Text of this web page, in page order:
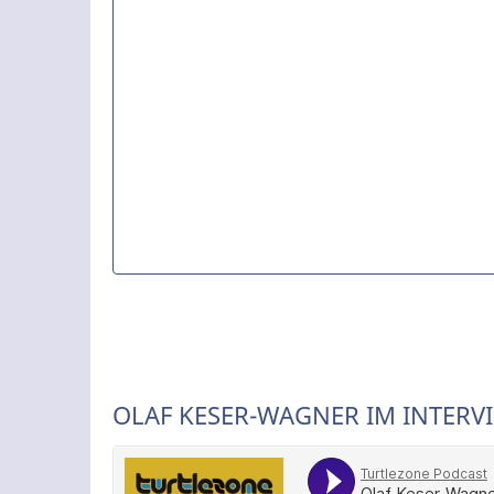
OLAF KESER-WAGNER IM